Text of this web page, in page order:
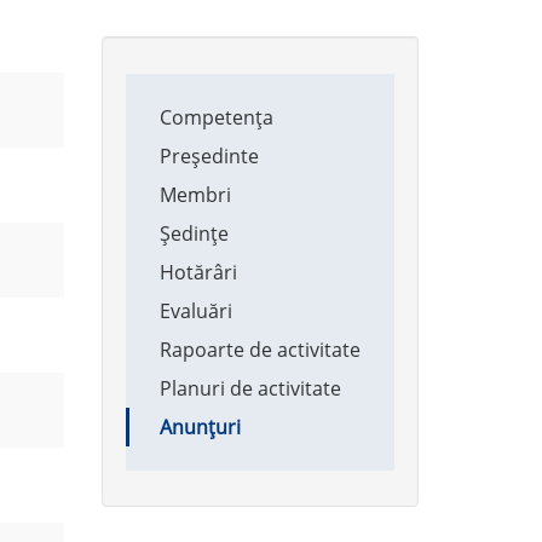
navigation
Competența
Președinte
Membri
Ședințe
Hotărâri
Evaluări
Rapoarte de activitate
Planuri de activitate
Anunțuri